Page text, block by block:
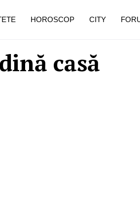
casă
HOROSCOP CITY
de dureroasă este investigația